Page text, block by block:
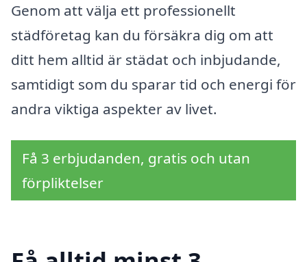
Genom att välja ett professionellt
städföretag kan du försäkra dig om att
ditt hem alltid är städat och inbjudande,
samtidigt som du sparar tid och energi för
andra viktiga aspekter av livet.
Få 3 erbjudanden, gratis och utan
förpliktelser